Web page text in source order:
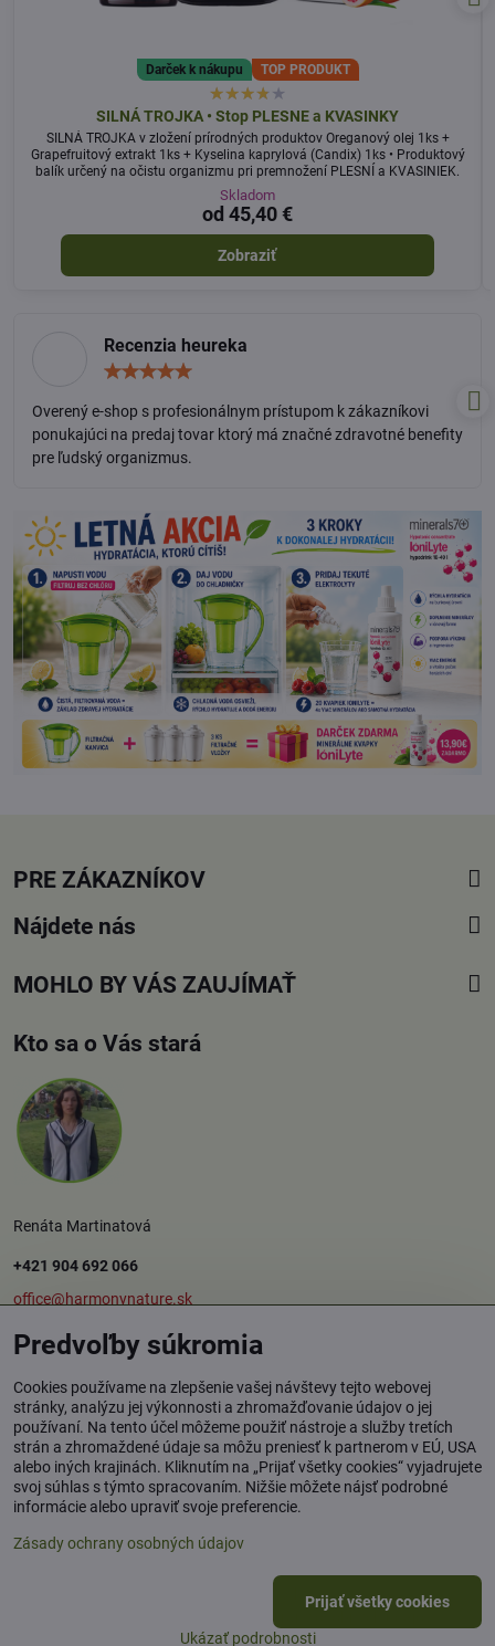
Darček k nákupu TOP PRODUKT
SILNÁ TROJKA • Stop PLESNE a KVASINKY
SILNÁ TROJKA v zložení prírodných produktov Oreganový olej 1ks +
Grapefruitový extrakt 1ks + Kyselina kaprylová (Candix) 1ks • Produktový
balík určený na očistu organizmu pri premnožení PLESNÍ a KVASINIEK.
Skladom
od 45,40 €
Zobraziť
Recenzia heureka
5
Overený e-shop s profesionálnym prístupom k zákazníkovi
ponukajúci na predaj tovar ktorý má značné zdravotné benefity
pre ľudský organizmus.
PRE ZÁKAZNÍKOV
Nájdete nás
MOHLO BY VÁS ZAUJÍMAŤ
Kto sa o Vás stará
Renáta Martinatová
+421 904 692 066
office@harmonynature.sk
O spoločnosti
Harmony Nature s.r.o.
Štúrova 37, 949 01 Nitra
Osobný odber tovaru: Rybník / okr. Levice
Copyright
Vytvorené pomocou:BiznisWeb.sk
Predvoľby súkromia
Cookies používame na zlepšenie vašej návštevy tejto webovej
stránky, analýzu jej výkonnosti a zhromažďovanie údajov o jej
používaní. Na tento účel môžeme použiť nástroje a služby tretích
strán a zhromaždené údaje sa môžu preniesť k partnerom v EÚ, USA
alebo iných krajinách. Kliknutím na „Prijať všetky cookies“ vyjadrujete
svoj súhlas s týmto spracovaním. Nižšie môžete nájsť podrobné
informácie alebo upraviť svoje preferencie.
Zásady ochrany osobných údajov
Ukázať podrobnosti
Prijať všetky cookies